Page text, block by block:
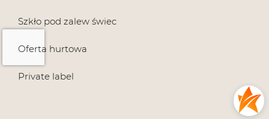
Szkło pod zalew świec
Oferta hurtowa
Private label